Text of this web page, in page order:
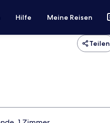
Hilfe Meine Reisen
Teilen